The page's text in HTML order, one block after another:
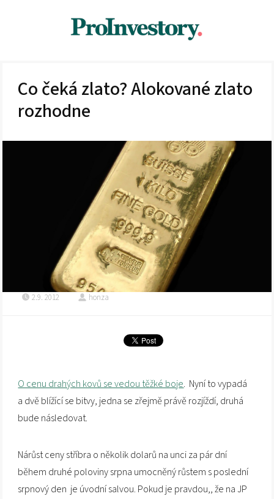
Co čeká zlato? Alokované zlato
rozhodne
2.9. 2012 honza
O cenu drahých kovů se vedou těžké boje. Nyní to vypadá
a dvě blížící se bitvy, jedna se zřejmě právě rozjíždí, druhá
bude následovat.
Nárůst ceny stříbra o několik dolarů na unci za pár dní
během druhé poloviny srpna umocněný růstem s poslední
srpnový den je úvodní salvou. Pokud je pravdou,, že na JP